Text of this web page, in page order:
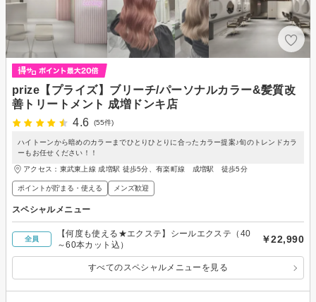
prize【プライズ】ブリーチ/パーソナルカラー&髪質改
善トリートメント 成増ドンキ店
4.6
(55件)
ハイトーンから暗めのカラーまでひとりひとりに合ったカラー提案♪旬のトレンドカラ
ーもお任せください！！
アクセス：東武東上線 成増駅 徒歩5分、有楽町線 成増駅 徒歩5分
ポイントが貯まる・使える メンズ歓迎
スペシャルメニュー
全員
【何度も使える★エクステ】シールエクステ（40
～60本カット込）
￥22,990
すべてのスペシャルメニューを見る